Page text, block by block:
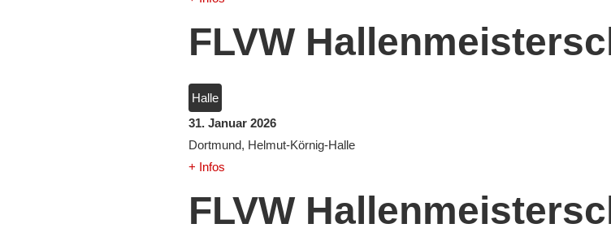
FLVW
Halle
31. Januar 2026
Dortmund, Helmut-Körnig-Halle
+ Infos
FLVW